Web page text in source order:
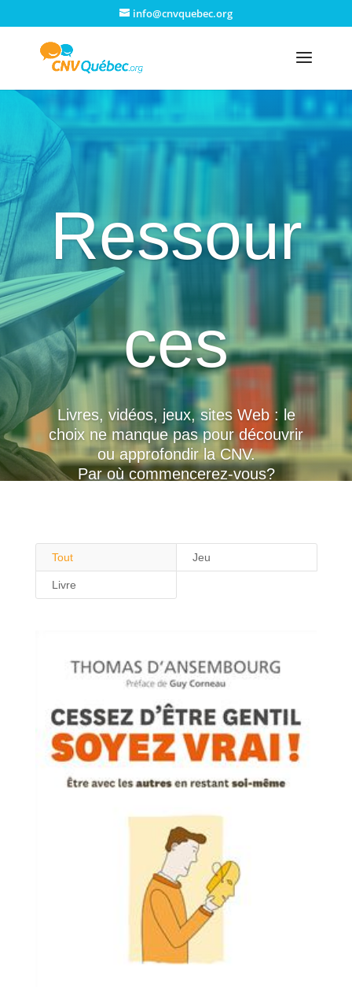
info@cnvquebec.org
Ressour
ces
Livres, vidéos, jeux, sites Web : le
choix ne manque pas pour découvrir
ou approfondir la CNV.
Par où commencerez-vous?
Tout Jeu
Livre